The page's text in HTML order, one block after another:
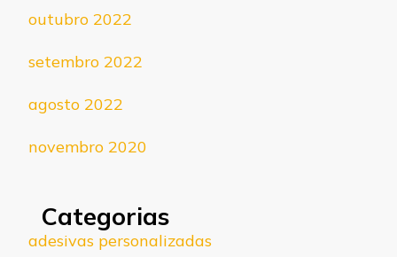
outubro 2022
setembro 2022
agosto 2022
novembro 2020
Categorias
adesivas personalizadas